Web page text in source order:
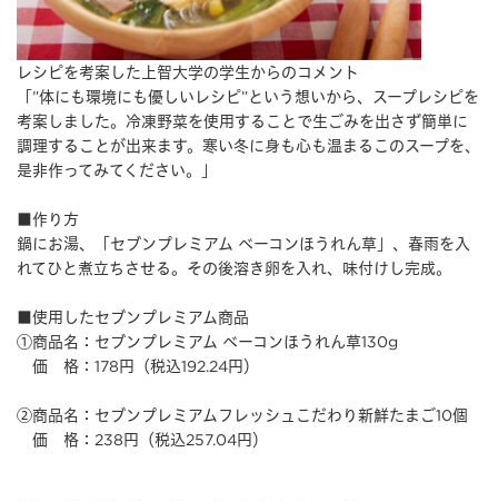
レシピを考案した上智大学の学生からのコメント
「”体にも環境にも優しいレシピ”という想いから、スープレシピを
考案しました。冷凍野菜を使用することで生ごみを出さず簡単に
調理することが出来ます。寒い冬に身も心も温まるこのスープを、
是非作ってみてください。」
■作り方
鍋にお湯、「セブンプレミアム ベーコンほうれん草」、春雨を入
れてひと煮立ちさせる。その後溶き卵を入れ、味付けし完成。
■使用したセブンプレミアム商品
①商品名：セブンプレミアム ベーコンほうれん草130g
価 格：178円（税込192.24円）
②商品名：セブンプレミアムフレッシュこだわり新鮮たまご10個
価 格：238円（税込257.04円）